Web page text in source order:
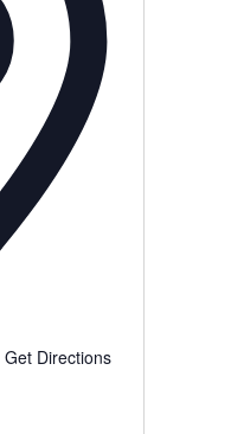
Get Directions